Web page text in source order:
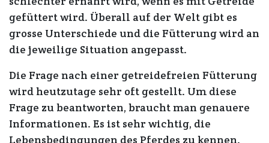
gefüttert wird. Überall auf der Welt gibt es
grosse Unterschiede und die Fütterung wird an
die jeweilige Situation angepasst.
Die Frage nach einer getreidefreien Fütterung
wird heutzutage sehr oft gestellt. Um diese
Frage zu beantworten, braucht man genauere
Informationen. Es ist sehr wichtig, die
Lebensbedingungen des Pferdes zu kennen.